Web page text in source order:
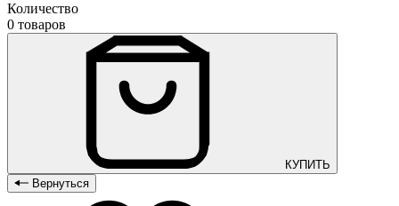
Количество
0 товаров
КУПИТЬ
Вернуться